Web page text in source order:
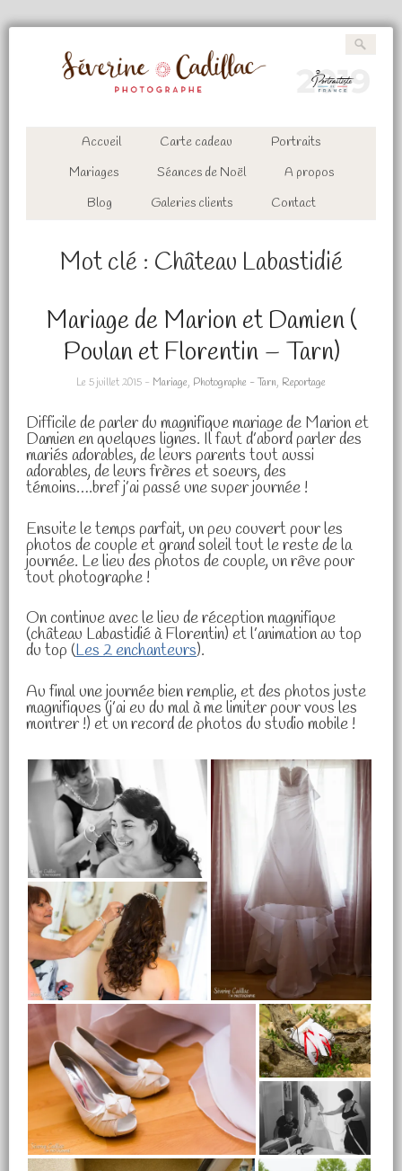
Accueil Carte cadeau
Portraits
Mariages
Séances de Noël
A propos
Blog
Galeries clients Contact
Mot clé : Château Labastidié
Mariage de Marion et Damien (
Poulan et Florentin – Tarn)
Le 5 juillet 2015 - Mariage, Photographe - Tarn, Reportage
Difficile de parler du magnifique mariage de Marion et
Damien en quelques lignes. Il faut d’abord parler des
mariés adorables, de leurs parents tout aussi
adorables, de leurs frères et soeurs, des
témoins….bref j’ai passé une super journée !
Ensuite le temps parfait, un peu couvert pour les
photos de couple et grand soleil tout le reste de la
journée. Le lieu des photos de couple, un rêve pour
tout photographe !
On continue avec le lieu de réception magnifique
(château Labastidié à Florentin) et l’animation au top
du top (Les 2 enchanteurs).
Au final une journée bien remplie, et des photos juste
magnifiques (j’ai eu du mal à me limiter pour vous les
montrer !) et un record de photos du studio mobile !